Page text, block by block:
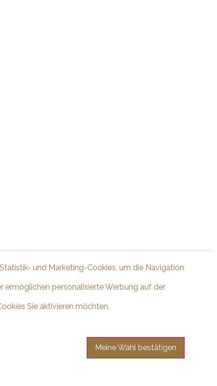
und Marketing-Cookies, um die Navigation
ermöglichen personalisierte Werbung auf der
Sie aktivieren möchten.
Meine Wahl bestätigen